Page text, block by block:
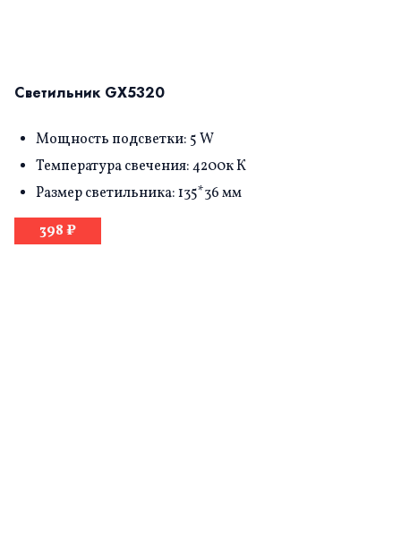
Светильник GX5320
Мощность подсветки: 5 W
Температура свечения: 4200к К
Размер светильника: 135*36 мм
398 ₽